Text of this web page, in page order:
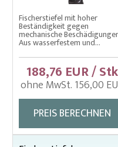
Zugnetze
Zugnetze –
Fischerstiefel mit hoher
Beständigkeit gegen
mechanische
Aus wasserfestem und...
188,76 EUR / Stk
ohne MwSt. 156,00
PREIS BERECHNEN